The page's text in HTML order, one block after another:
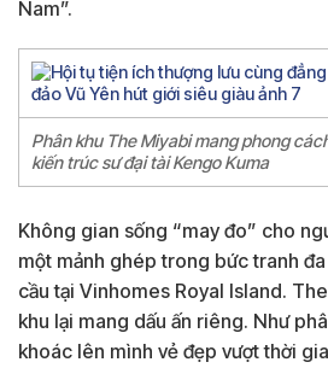
Nam”.
Phân khu The Miyabi mang phong
kiến trúc sư đại tài Kengo Kuma
Không gian sống “may đo” cho
một mảnh ghép trong bức tranh
cầu tại Vinhomes Royal Island.
khu lại mang dấu ấn riêng. Như
khoác lên mình vẻ đẹp vượt thời